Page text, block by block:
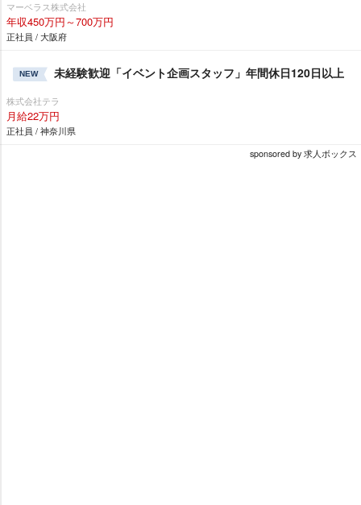
マーベラス株式会社
年収450万円～700万円
正社員 / 大阪府
NEW 未経験歓迎「イベント企画スタッフ」年間休日120日以上
株式会社テラ
月給22万円
正社員 / 神奈川県
sponsored by 求人ボックス